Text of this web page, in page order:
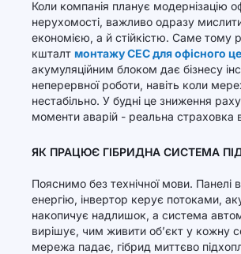
Коли компанія планує модернізацію
нерухомості, важливо одразу
економією, а й стійкістю. Саме тому
кшталт монтажу СЕС для офісного
акумуляційним блоком дає бізнесу
неперервної роботи, навіть коли
нестабільно. У будні це зниження
моменти аварій - реальна страховка
ЯК ПРАЦЮЄ ГІБРИДНА СИСТЕМА ПІД
Пояснимо без технічної мови. Панелі
енергію, інвертор керує потоками,
накопичує надлишок, а система
вирішує, чим живити об’єкт у кожну
мережа падає, гібрид миттєво